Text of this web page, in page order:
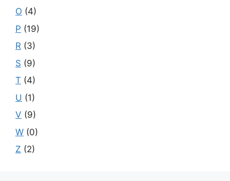
O (4)
P (19)
R (3)
S (9)
T (4)
U (1)
V (9)
W (0)
Z (2)